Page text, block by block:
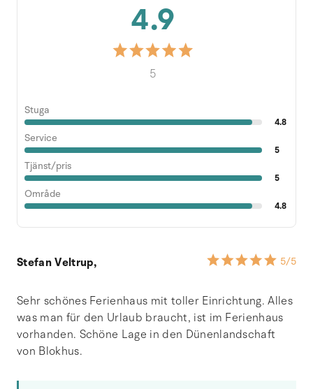
4.9
5
Stuga
4.8
Service
5
Tjänst/pris
5
Område
4.8
Stefan Veltrup, 5/5
Sehr schönes Ferienhaus mit toller Einrichtung. Alles
was man für den Urlaub braucht, ist im Ferienhaus
vorhanden. Schöne Lage in den Dünenlandschaft
von Blokhus.